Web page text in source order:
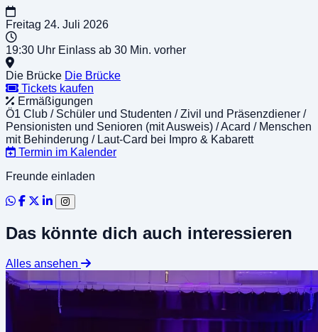
Freitag 24. Juli 2026
19:30 Uhr Einlass ab 30 Min. vorher
Die Brücke Die Brücke
Tickets kaufen
Ermäßigungen
Ö1 Club / Schüler und Studenten / Zivil und Präsenzdiener /
Pensionisten und Senioren (mit Ausweis) / Acard / Menschen
mit Behinderung / Laut-Card bei Impro & Kabarett
Termin im Kalender
Freunde einladen
Das könnte dich auch interessieren
Alles ansehen